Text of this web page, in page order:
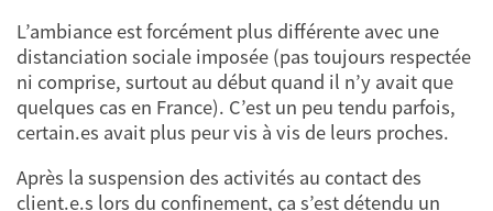
L’ambiance est forcément plus différente avec une
distanciation sociale imposée (pas toujours respectée
ni comprise, surtout au début quand il n’y avait que
quelques cas en France). C’est un peu tendu parfois,
certain.es avait plus peur vis à vis de leurs proches.
Après la suspension des activités au contact des
client.e.s lors du confinement, ça s’est détendu un